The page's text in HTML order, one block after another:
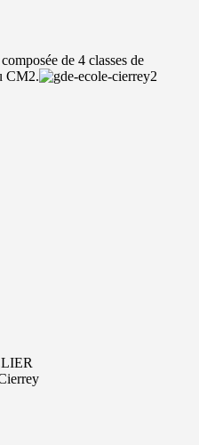
de 4 classes de
CM2.